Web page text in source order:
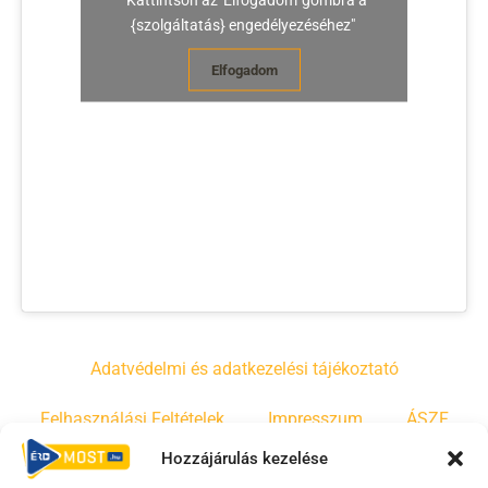
Hozzájárulás kezelése
{szolgáltatás} engedélyezéséhez"
Elfogadom
Adatvédelmi és adatkezelési tájékoztató
Felhasználási Feltételek Impresszum ÁSZF
Irányelvek Moderálási szabályzat